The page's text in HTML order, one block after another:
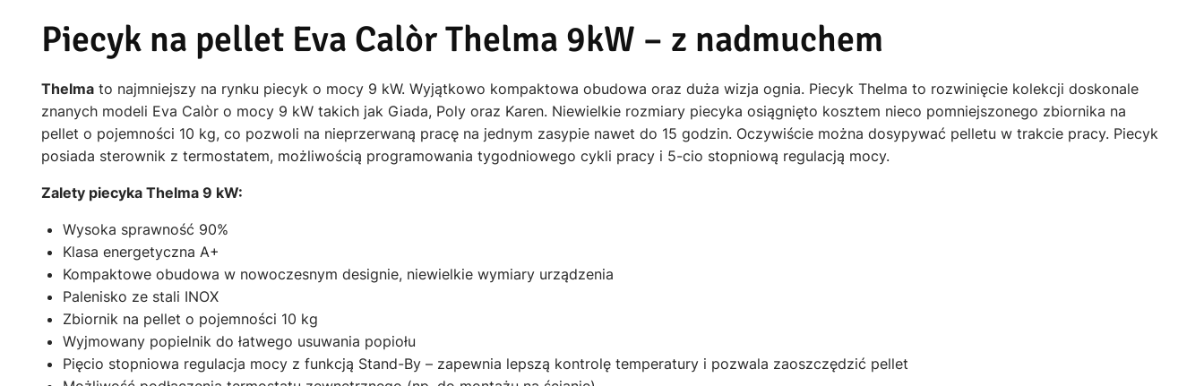
Piecyk na pellet Eva Calòr Thelma 9kW – z nadmuchem
Thelma to najmniejszy na rynku piecyk o mocy 9 kW. Wyjątkowo kompaktowa obudowa oraz duża wizja ognia. Piecyk Thelma to rozwinięcie kolekcji doskonale
znanych modeli Eva Calòr o mocy 9 kW takich jak Giada, Poly oraz Karen. Niewielkie rozmiary piecyka osiągnięto kosztem nieco pomniejszonego zbiornika na
pellet o pojemności 10 kg, co pozwoli na nieprzerwaną pracę na jednym zasypie nawet do 15 godzin. Oczywiście można dosypywać pelletu w trakcie pracy. Piecyk
posiada sterownik z termostatem, możliwością programowania tygodniowego cykli pracy i 5-cio stopniową regulacją mocy.
Zalety piecyka Thelma 9 kW:
Wysoka sprawność 90%
Klasa energetyczna A+
Kompaktowe obudowa w nowoczesnym designie, niewielkie wymiary urządzenia
Palenisko ze stali INOX
Zbiornik na pellet o pojemności 10 kg
Wyjmowany popielnik do łatwego usuwania popiołu
Pięcio stopniowa regulacja mocy z funkcją Stand-By – zapewnia lepszą kontrolę temperatury i pozwala zaoszczędzić pellet